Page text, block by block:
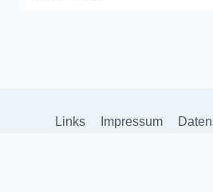
Links Impressum